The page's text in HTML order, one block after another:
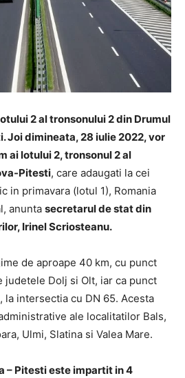
2 al tronsonului 2 din Drumul
Joi dimineata, 28 iulie 2022, vor
ai lotului 2, tronsonul 2 al
Pitesti, care adaugati la cei
in primavara (lotul 1), Romania
anunta secretarul de stat din
Irinel Scriosteanu.
de aproape 40 km, cu punct
Dolj si Olt, iar ca punct
intersectia cu DN 65. Acesta
ale localitatilor Bals,
Ulmi, Slatina si Valea Mare.
– Pitesti este impartit in 4